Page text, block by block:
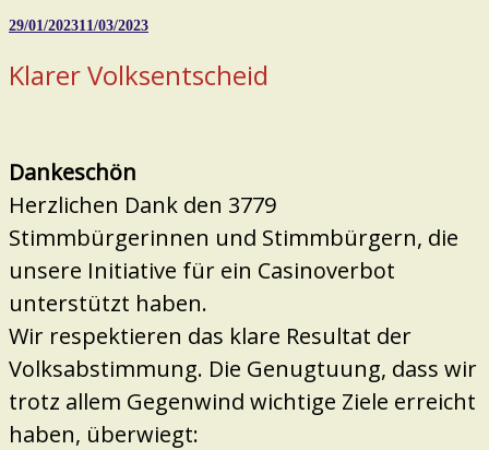
Veröffentlicht
29/01/202311/03/2023
Klarer Volksentscheid
Dankeschön
Herzlichen Dank den 3779
Stimmbürgerinnen und Stimmbürgern, die
unsere Initiative für ein Casinoverbot
unterstützt haben.
Wir respektieren das klare Resultat der
Volksabstimmung. Die Genugtuung, dass wir
trotz allem Gegenwind wichtige Ziele erreicht
haben, überwiegt: